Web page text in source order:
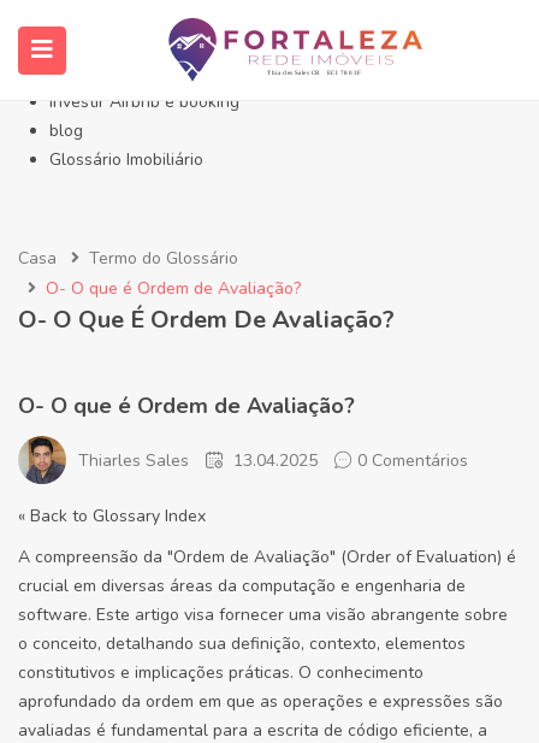
Início- Imóveis Fortaleza Eusébio
Imóveis em Fortaleza
Imóveis no Eusébio
Investir Airbnb e booking
blog
Glossário Imobiliário
Casa
Termo do Glossário
O- O que é Ordem de Avaliação?
O- O Que É Ordem De Avaliação?
O- O que é Ordem de Avaliação?
Thiarles Sales 13.04.2025 0 Comentários
« Back to Glossary Index
A compreensão da "Ordem de Avaliação" (Order of Evaluation) é
crucial em diversas áreas da computação e engenharia de
software. Este artigo visa fornecer uma visão abrangente sobre
o conceito, detalhando sua definição, contexto, elementos
constitutivos e implicações práticas. O conhecimento
aprofundado da ordem em que as operações e expressões são
avaliadas é fundamental para a escrita de código eficiente, a